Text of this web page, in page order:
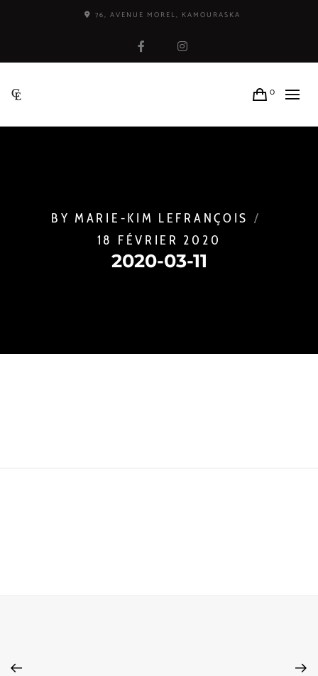
76, AVENUE MOREL, KAMOURASKA
FacebookInstagram
0
BYMARIE-KIM LEFRANÇOIS
18 FÉVRIER 2020
2020-03-11